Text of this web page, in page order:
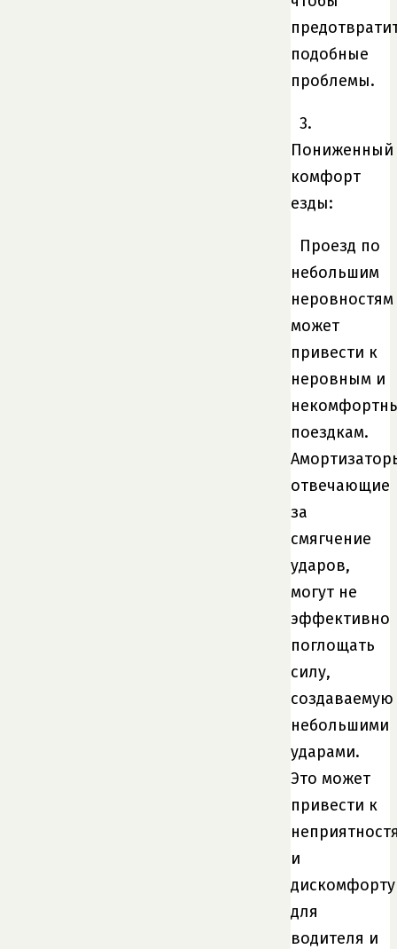
подобные
проблемы.
3.
Пониженный
комфорт
езды:
Проезд по
небольшим
неровностям
может
привести к
неровным и
поездкам.
отвечающие
за
смягчение
ударов,
могут не
эффективно
поглощать
силу,
создаваемую
небольшими
ударами.
Это может
привести к
и
дискомфорту
для
водителя и